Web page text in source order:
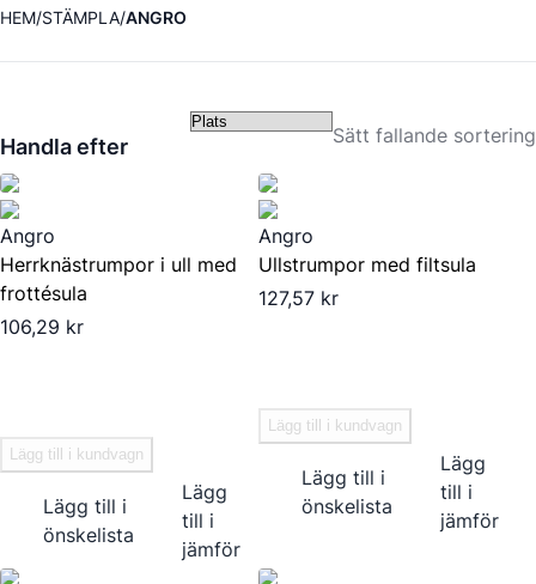
HEM STÄMPLA ANGRO
Handla efter Sätt fallande sortering
Angro
Herrknästrumpor i ull med
frottésula
106,29 kr
Lägg till i kundvagn
Lägg till i
önskelista
Lägg
till i
jämför
Angro
Ullstrumpor med filtsula
127,57 kr
Lägg till i kundvagn
Lägg till i
önskelista
Lägg
till i
jämför